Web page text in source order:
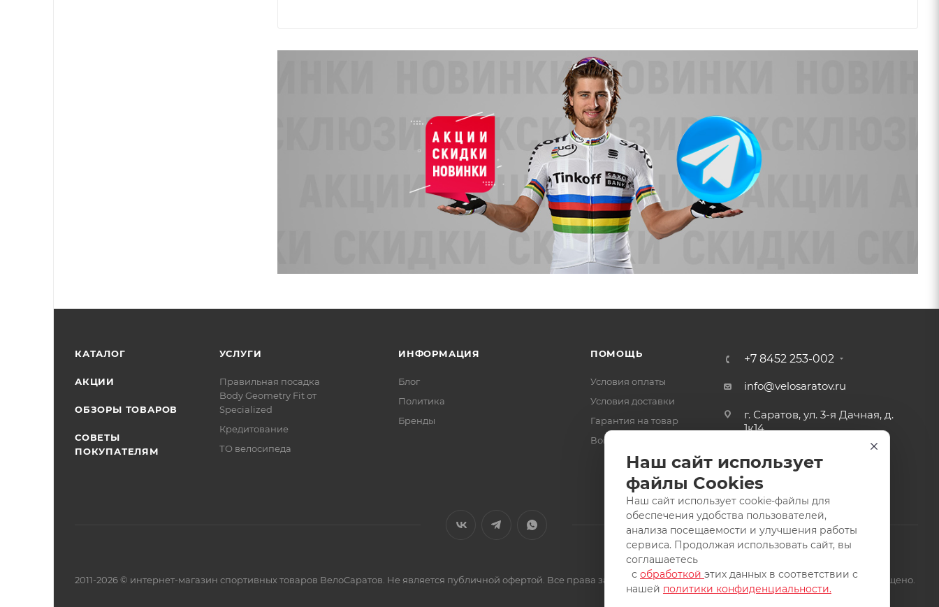
КАТАЛОГ
АКЦИИ
ОБЗОРЫ ТОВАРОВ
СОВЕТЫ
ПОКУПАТЕЛЯМ
УСЛУГИ
Правильная посадка
Body Geometry Fit от
Specialized
Кредитование
ТО велосипеда
ИНФОРМАЦИЯ
Блог
Политика
Бренды
ПОМОЩЬ
Условия оплаты
Условия доставки
Гарантия на товар
Вопрос-ответ
+7 8452 253-002
info@velosaratov.ru
г. Саратов, ул. 3-я Дачная, д.
1к14
2011-2026 © интернет-магазин спортивных товаров ВелоСаратов. Не является публичной офертой. Все права защищены. Заимствование материалов и фотографий запрещено.
Наш сайт использует
файлы Cookies
Наш сайт использует cookie-файлы для
обеспечения удобства пользователей,
анализа посещаемости и улучшения работы
сервиса. Продолжая использовать сайт, вы
соглашаетесь
с обработкой этих данных в соответствии с
нашей политики конфиденциальности.